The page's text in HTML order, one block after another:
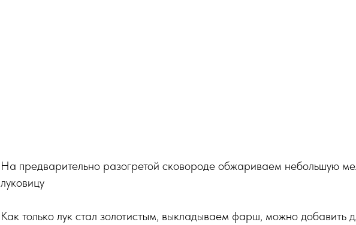
На предварительно разогретой сковороде обжариваем небольшую
луковицу
Как только лук стал золотистым, выкладываем фарш, можно добавить